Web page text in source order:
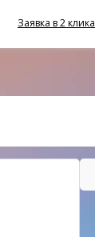
Заявка в 2 клика